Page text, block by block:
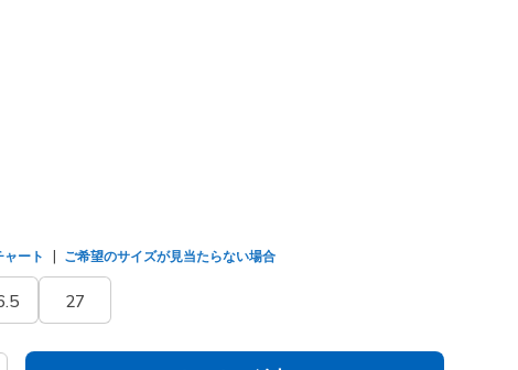
ャート ご希望のサイズが見当たらない場合
27